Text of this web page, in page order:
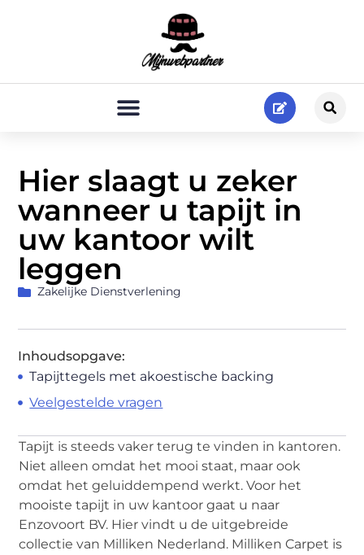
Hier slaagt u zeker
wanneer u tapijt in
uw kantoor wilt
leggen
Zakelijke Dienstverlening
Inhoudsopgave:
Tapijttegels met akoestische backing
Veelgestelde vragen
Tapijt is steeds vaker terug te vinden in kantoren.
Niet alleen omdat het mooi staat, maar ook
omdat het geluiddempend werkt. Voor het
mooiste tapijt in uw kantoor gaat u naar
Enzovoort BV. Hier vindt u de uitgebreide
collectie van Milliken Nederland. Milliken Carpet is